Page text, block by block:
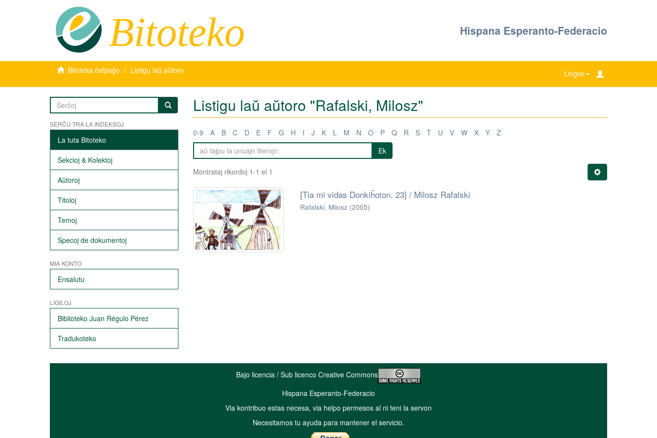
Bitoteko Hispana Esperanto-Federacio
Bitoteka ĉefpaĝo Listigu laŭ aŭtoro Lingvo
SERĈU TRA LA INDEKSOJ
La tuta Bitoteko
Sekcioj & Kolektoj
Aŭtoroj
Titoloj
Temoj
Specoj de dokumentoj
MIA KONTO
Ensalutu
LIGILOJ
Biblioteko Juan Régulo Pérez
Tradukoteko
Listigu laŭ aŭtoro "Rafalski, Milosz"
0-9 A B C D E F G H I J K L M N O P Q R S T U V W X Y
Z
Ek
Montrataj rikordoj 1-1 el 1
[Tia mi vidas Donkiĥoton. 23] / Milosz Rafalski
Rafalski, Milosz (2005)
Bajo licencia / Sub licenco Creative Commons
Hispana Esperanto-Federacio
Via kontribuo estas necesa, via helpo permesos al ni teni la servon
Necesitamos tu ayuda para mantener el servicio.